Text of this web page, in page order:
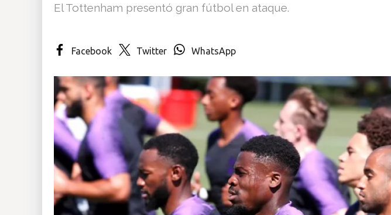
Multimedia
El Tottenham presentó gran fútbol en ataque.
Facebook Twitter WhatsApp